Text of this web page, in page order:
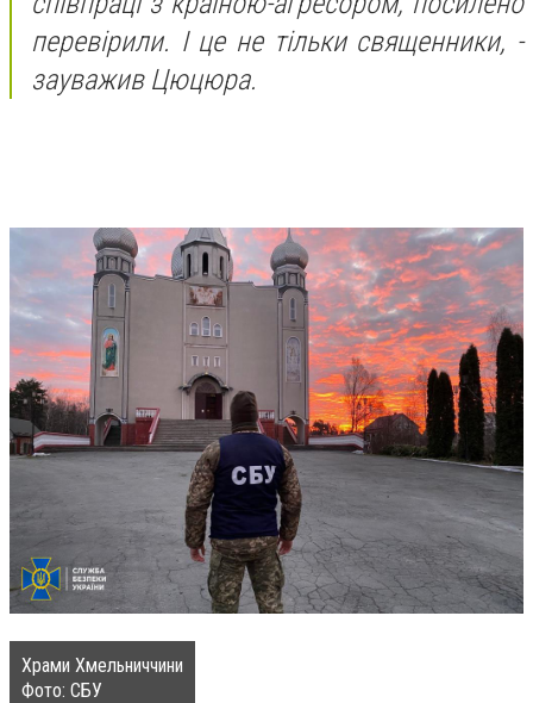
перевірили. І це не тільки священники, -
зауважив Цюцюра.
Храми Хмельниччини
Фото: СБУ